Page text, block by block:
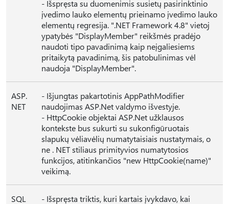
- Išspręsta su duomenimis susietų pasirinktinio
įvedimo lauko elementų prieinamo įvedimo lauko
elementų regresija. ".NET Framework 4.8" vietoj
ypatybės "DisplayMember" reikšmės pradėjo
naudoti tipo pavadinimą kaip neįgaliesiems
pritaikytą pavadinimą, šis patobulinimas vėl
naudoja "DisplayMember".
ASP.
NET
- Išjungtas pakartotinis AppPathModifier
naudojimas ASP.Net valdymo išvestyje.
- HttpCookie objektai ASP.Net užklausos
kontekste bus sukurti su sukonfigūruotais
slapukų vėliavėlių numatytaisiais nustatymais, o
ne . NET stiliaus primityvios numatytosios
funkcijos, atitinkančios "new HttpCookie(name)"
veikimą.
SQL
- Išspręsta triktis, kuri kartais įvykdavo, kai